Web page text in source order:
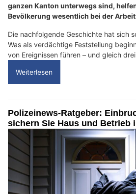
ganzen Kanton unterwegs sind,
Bevölkerung wesentlich bei der
Die nachfolgende Geschichte hat sich
Was als verdächtige Feststellung
von Ereignissen führen – und gleich
Weiterlesen
Polizeinews-Ratgeber:
sichern Sie Haus und Betrieb